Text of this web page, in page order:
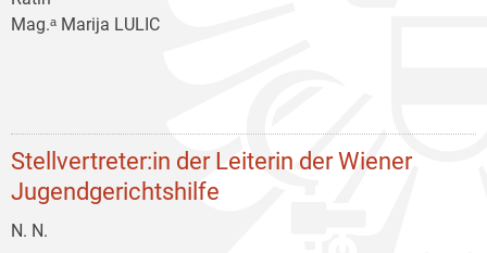
Mag.ᵃ Marija LULIC
Stellvertreter:in der Leiterin der Wiener
Jugendgerichtshilfe
N. N.